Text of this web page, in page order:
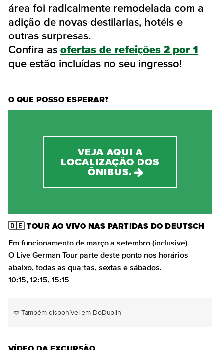
área foi radicalmente remodelada com a
adição de novas destilarias, hotéis e
outras surpresas.
Confira as ofertas de refeições 2 por 1
que estão incluídas no seu ingresso!
O QUE POSSO ESPERAR?
VEJA AQUI A
LOCALIZAÇÃO DOS
ÔNIBUS.
🇩🇪 TOUR AO VIVO NAS PARTIDAS DO DEUTSCH
Em funcionamento de março a setembro (inclusive).
O Live German Tour parte deste ponto nos horários
abaixo, todas as quartas, sextas e sábados.
10:15, 12:15, 15:15
Também disponível em DoDublin